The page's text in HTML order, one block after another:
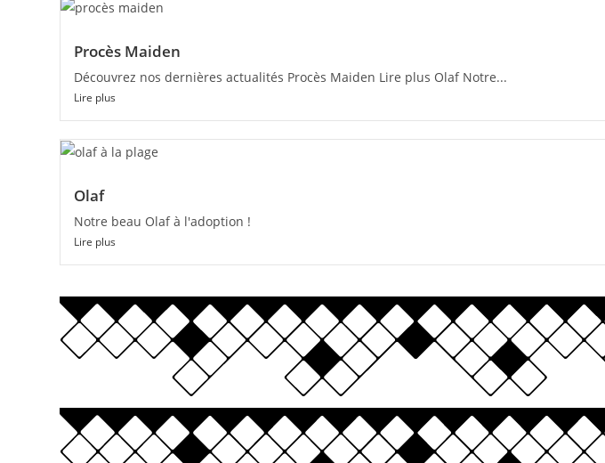
Procès Maiden
Découvrez nos dernières actualités Procès Maiden Lire plus Olaf Notre...
Lire plus
Olaf
Notre beau Olaf à l'adoption !
Lire plus